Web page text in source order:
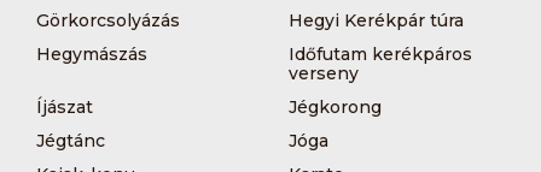
Görkorcsolyázás
Hegyi Kerékpár túra
Hegymászás
Időfutam kerékpáros
verseny
Íjászat
Jégkorong
Jégtánc
Jóga